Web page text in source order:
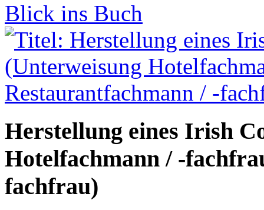
Blick ins Buch
Herstellung eines Irish
Hotelfachmann / -
fachfrau)